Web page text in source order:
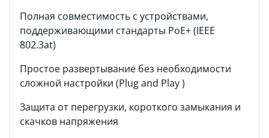
Полная совместимость с устройствами,
поддерживающими стандарты PoE+ (IEEE
802.3at)
Простое развертывание без необходимости
сложной настройки (Plug and Play )
Защита от перегрузки, короткого замыкания и
скачков напряжения